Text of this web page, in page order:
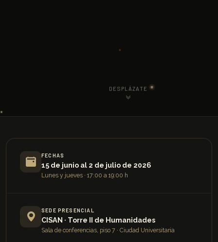
DESPLÁZATE
FECHAS
15 de junio al 2 de julio de 2026
Lunes y jueves · 17:00 a 19:00 h
SEDE PRESENCIAL
CISAN · Torre II de Humanidades
Sala de conferencias, piso 7 · Ciudad Universitaria